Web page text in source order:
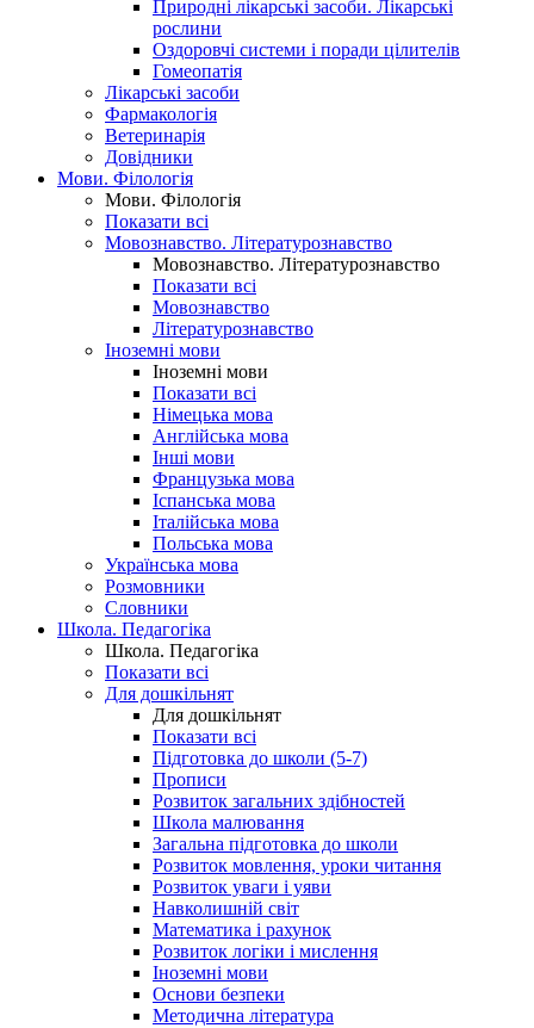
Природні лікарські засоби. Лікарські
рослини
Оздоровчі системи і поради цілителів
Гомеопатія
Лікарські засоби
Фармакологія
Ветеринарія
Довідники
Мови. Філологія
Мови. Філологія
Показати всі
Мовознавство. Літературознавство
Мовознавство. Літературознавство
Показати всі
Мовознавство
Літературознавство
Іноземні мови
Іноземні мови
Показати всі
Німецька мова
Англійська мова
Інші мови
Французька мова
Іспанська мова
Італійська мова
Польська мова
Українська мова
Розмовники
Словники
Школа. Педагогіка
Школа. Педагогіка
Показати всі
Для дошкільнят
Для дошкільнят
Показати всі
Підготовка до школи (5-7)
Прописи
Розвиток загальних здібностей
Школа малювання
Загальна підготовка до школи
Розвиток мовлення, уроки читання
Розвиток уваги і уяви
Навколишній світ
Математика і рахунок
Розвиток логіки і мислення
Іноземні мови
Основи безпеки
Методична література